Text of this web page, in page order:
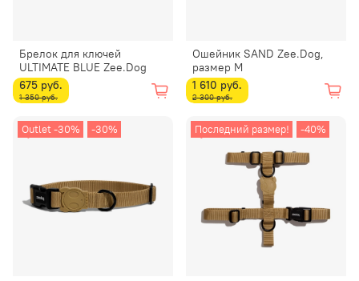
Брелок для ключей
ULTIMATE BLUE Zee.Dog
675 руб.
1 350 руб.
Ошейник SAND Zee.Dog,
размер M
1 610 руб.
2 300 руб.
Outlet -30% -30% Последний размер! -40%